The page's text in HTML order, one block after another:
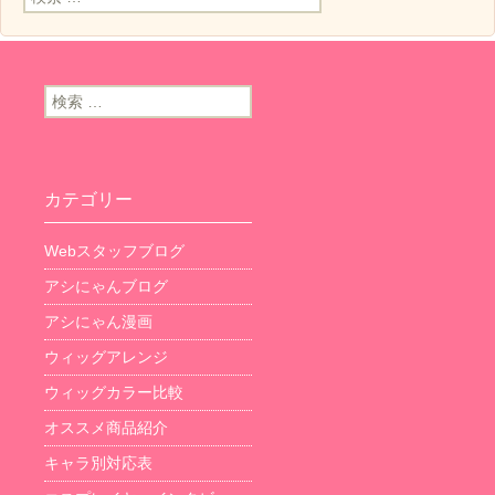
検索:
カテゴリー
Webスタッフブログ
アシにゃんブログ
アシにゃん漫画
ウィッグアレンジ
ウィッグカラー比較
オススメ商品紹介
キャラ別対応表